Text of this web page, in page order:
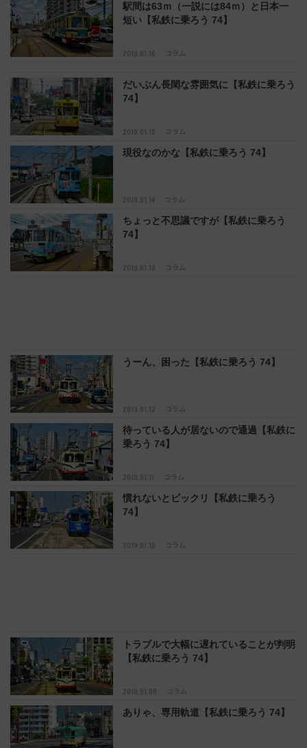
2019.01.16 コラム
駅間は63ｍ（一説には84ｍ）と日本一
短い【私鉄に乗ろう 74】
2019.01.15 コラム
だいぶん長閑な雰囲気に【私鉄に乗ろう
74】
2019.01.14 コラム
現役なのかな【私鉄に乗ろう 74】
2019.01.13 コラム
ちょっと不思議ですが【私鉄に乗ろう
74】
2019.01.12 コラム
うーん、困った【私鉄に乗ろう 74】
2019.01.11 コラム
待っている人が居ないので通過【私鉄に
乗ろう 74】
2019.01.10 コラム
慣れないとビックリ【私鉄に乗ろう
74】
2019.01.09 コラム
トラブルで大幅に遅れていることが判明
【私鉄に乗ろう 74】
ありゃ、専用軌道【私鉄に乗ろう 74】